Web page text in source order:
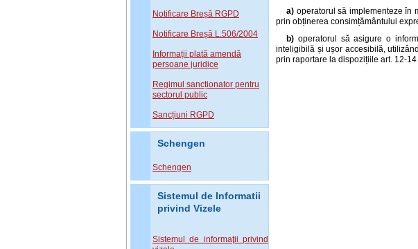
Notificare Breșă RGPD
Notificare Breșă L.506/2004
Informații plată amendă
persoane juridice
Regimul sancționator pentru
sectorul public
Sancțiuni RGPD
Schengen
Schengen
Sistemul de Informatii
privind Vizele
Sistemul de informaţii privind
a) operatorul să implementeze în
prin obținerea consimțământului
b) operatorul să asigure o
inteligibilă și ușor accesibilă,
prin raportare la dispozițiile art. 12-